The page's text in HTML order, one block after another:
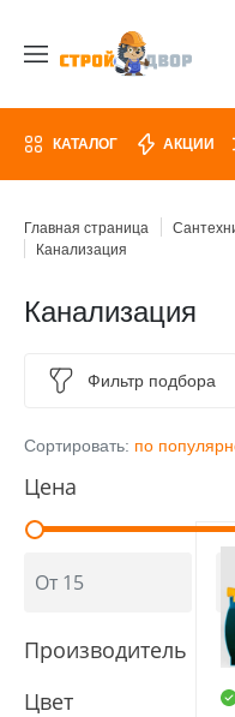
КАТАЛОГ АКЦИИ
Главная страница
Канализация
Канализация
Фильтр подбора
Сортировать: по
Цена
Производитель
Цвет